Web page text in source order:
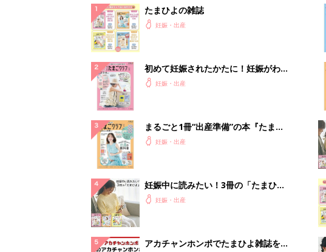
たまひよの雑誌
妊娠・出産
初めて妊娠されたかたに！妊娠がわか
ったら最初に読む本『初めてのたまご
妊娠・出産
まるごと1冊“出産準備”の本『たまご
クラブ 夏号』〈スペシャル大特集〉
妊娠・出産
妊娠中に読みたい！3冊の「たまひ
よ」妊娠・出産
アカチャンホンポでたまひよ雑誌を買